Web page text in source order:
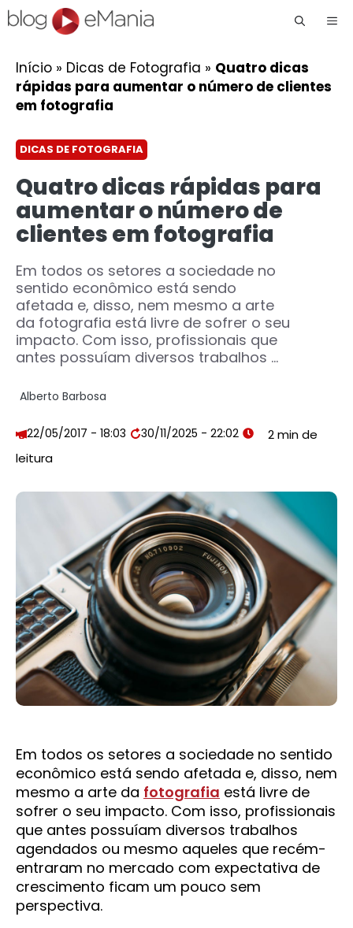
Início » Dicas de Fotografia » Quatro dicas
rápidas para aumentar o número de clientes
em fotografia
DICAS DE FOTOGRAFIA
Quatro dicas rápidas para
aumentar o número de
clientes em fotografia
Em todos os setores a sociedade no
sentido econômico está sendo
afetada e, disso, nem mesmo a arte
da fotografia está livre de sofrer o seu
impacto. Com isso, profissionais que
antes possuíam diversos trabalhos ...
Alberto Barbosa
22/05/2017 - 18:03 30/11/2025 - 22:02
Em todos os setores a sociedade no sentido
econômico está sendo afetada e, disso, nem
mesmo a arte da fotografia está livre de
sofrer o seu impacto. Com isso, profissionais
que antes possuíam diversos trabalhos
agendados ou mesmo aqueles que recém-
entraram no mercado com expectativa de
crescimento ficam um pouco sem
perspectiva.